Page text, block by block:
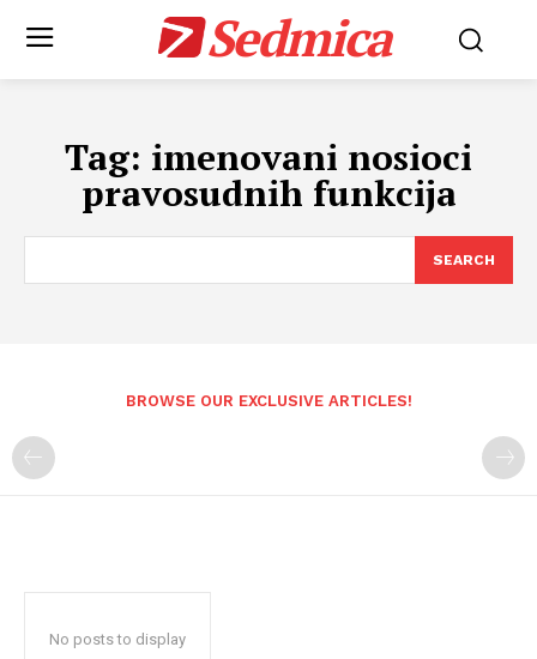
Sedmica
Tag: imenovani nosioci
pravosudnih funkcija
SEARCH
BROWSE OUR EXCLUSIVE ARTICLES!
No posts to display